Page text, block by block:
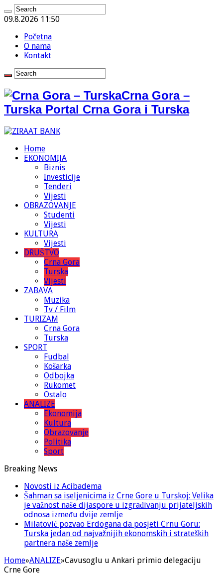
09.8.2026 11:50
Početna
O nama
Kontakt
Crna Gora –
Turska Portal Crna Gora i Turska
Home
EKONOMIJA
Biznis
Investicije
Tenderi
Vijesti
OBRAZOVANJE
Studenti
Vijesti
KULTURA
Vijesti
DRUŠTVO
Crna Gora
Turska
Vijesti
ZABAVA
Muzika
Tv / Film
TURIZAM
Crna Gora
Turska
SPORT
Fudbal
Košarka
Odbojka
Rukomet
Ostalo
ANALIZE
Ekonomija
Kultura
Obrazovanje
Politika
Sport
Breaking News
Novosti iz Acibadema
Šahman sa iseljenicima iz Crne Gore u Turskoj: Velika
je važnost naše dijaspore u izgrađivanju prijateljskih
odnosa između dvije zemlje
Milatović pozvao Erdogana da posjeti Crnu Goru:
Turska jedan od najvažnijih ekonomskih i strateških
partnera naše zemlje
Home»ANALIZE»Cavusoglu u Ankari primio delegaciju
Crne Gore